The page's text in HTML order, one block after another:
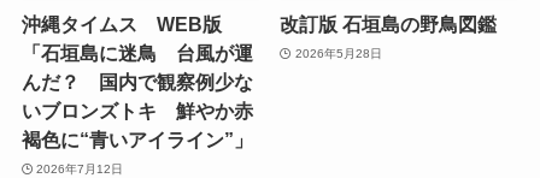
沖縄タイムス WEB版
「石垣島に迷鳥 台風が運
んだ？ 国内で観察例少な
いブロンズトキ 鮮やか赤
褐色に“青いアイライン”」
2026年7月12日
改訂版 石垣島の野鳥図鑑
2026年5月28日